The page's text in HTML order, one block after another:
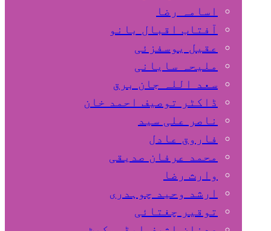
اسامہ رضا
آفتاب اقبال بانو
عقیل یوسفزئی
ملیحہ سایانی
سعد اللہ جان برق
ڈاکٹر توصیف احمد خان
ناصر علی سید
فاروق عادل
محمد عرفان صدیقی
وارث رضا
ارشد وحید چوہدری
توقیر چغتائی